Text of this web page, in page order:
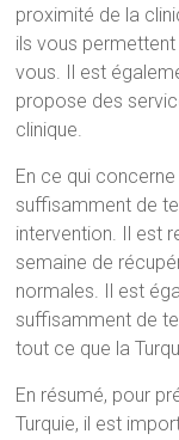
proximité de la
ils vous
vous. Il est
propose des
clinique.
En ce qui
suffisamment de
intervention. Il est
semaine de
normales. Il est
suffisamment de
tout ce que la
En résumé, pour
Turquie, il est